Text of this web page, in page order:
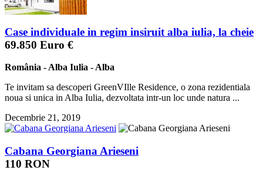
Case individuale in regim insiruit alba iulia, la cheie
69.850 Euro €
România - Alba Iulia - Alba
Te invitam sa descoperi GreenVIlle Residence, o zona rezidentiala
noua si unica in Alba Iulia, dezvoltata intr-un loc unde natura ...
Decembrie 21, 2019
Cabana Georgiana Arieseni
110 RON